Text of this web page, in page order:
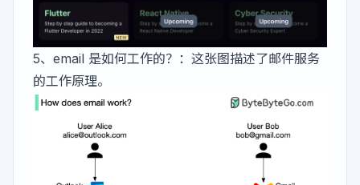
5、 email 是如何工作的？ ：这张图描述了邮件服务
的工作原理。